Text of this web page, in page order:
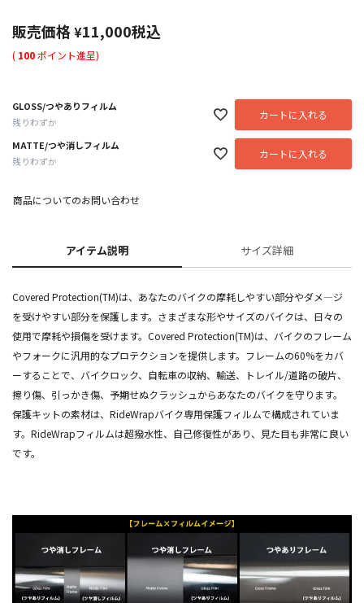
販売価格¥11,000税込
( 100ポイント進呈)
GLOSS/つやありフィルム
残りわずか
カートに入れる
MATTE/つや消しフィルム
残りわずか
カートに入れる
商品についてのお問い合わせ
アイテム説明 サイズ詳細
Covered Protection(TM)は、あなたのバイクの摩耗しやすい部分やダメ―ジ
を受けやすい部分を保護します。さまざまな形やサイズのバイクは、日々の
使用で摩耗や損傷を受けます。Covered Protection(TM)は、バイクのフレーム
やフォークに汎用的なプロテクションを提供します。フレームの60%をカバ
ーすることで、バイクロック、自転車の収納、輸送、トレイル/道路の破片、
擦り傷、引っかき傷、予期せぬクラッシュからあなたのバイクを守ります。
保護キットの素材は、RideWrapバイク専用保護フィルムで構成されていま
す。RideWrapフィルムは超撥水性、自己修復性があり、見た目も非常に良い
です。